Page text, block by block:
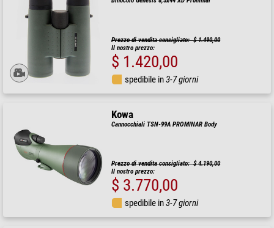
Prezzo di vendita consigliato: $ 1.490,00
Il nostro prezzo:
$ 1.420,00
spedibile in3-7 giorni
Kowa
Cannocchiali TSN-99A PROMINAR Body
Prezzo di vendita consigliato: $ 4.190,00
Il nostro prezzo:
$ 3.770,00
spedibile in3-7 giorni